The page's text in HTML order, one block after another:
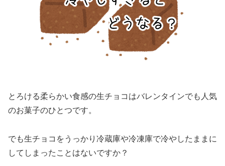
とろける柔らかい食感の生チョコはバレンタインでも人気
のお菓子のひとつです。
でも生チョコをうっかり冷蔵庫や冷凍庫で冷やしたままに
してしまったことはないですか？